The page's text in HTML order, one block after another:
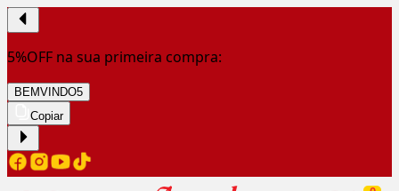
5%OFF na sua primeira compra:
BEMVINDO5
Copiar